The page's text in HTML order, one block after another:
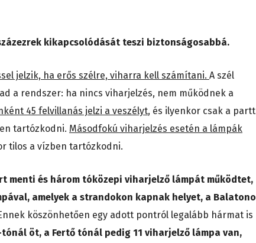
kikapcsolódását teszi biztonságosabbá.
jelzik, ha erős szélre, viharra kell számítani. A szél
a rendszer: ha nincs viharjelzés, nem működnek a
45 felvillanás jelzi a veszélyt, és ilyenkor csak a
tartózkodni. Másodfokú viharjelzés esetén a lámpák
tilos a vízben tartózkodni.
menti és három tóközepi viharjelző lámpát működtet,
amelyek a strandokon kapnak helyet, a
köszönhetően egy adott pontról legalább hármat is
öt, a Fertő tónál pedig 11 viharjelző lámpa van,